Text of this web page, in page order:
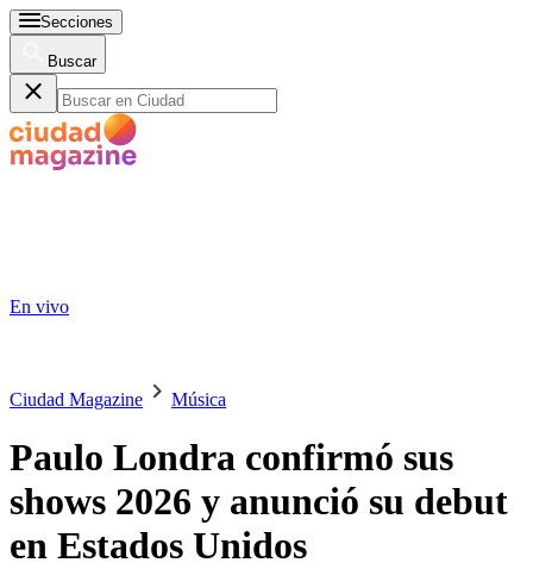
Secciones
Buscar
En vivo
Ciudad Magazine Música
Paulo Londra confirmó sus
shows 2026 y anunció su debut
en Estados Unidos